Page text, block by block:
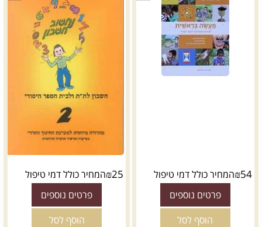
₪54 המחיר כולל דמי טיפול
פרטים נוספים
הוסף לסל
₪25 המחיר כולל דמי טיפול
פרטים נוספים
הוסף לסל